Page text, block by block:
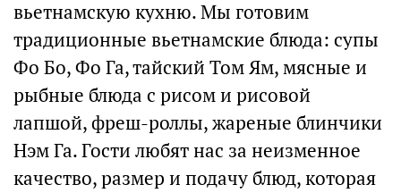
вьетнамскую кухню. Мы готовим
традиционные вьетнамские блюда: супы
Фо Бо, Фо Га, тайский Том Ям, мясные и
рыбные блюда с рисом и рисовой
лапшой, фреш-роллы, жареные блинчики
Нэм Га. Гости любят нас за неизменное
качество, размер и подачу блюд, которая